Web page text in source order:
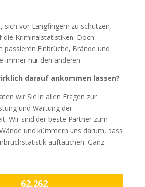
sich vor Langfingern zu schützen,
die Kriminalstatistiken. Doch
passieren Einbrüche, Brände und
immer nur den anderen.
darauf ankommen lassen?
wir Sie in allen Fragen zur
und Wartung der
Wir sind der beste Partner zum
und kümmern uns darum, dass
auftauchen. Ganz
62.262